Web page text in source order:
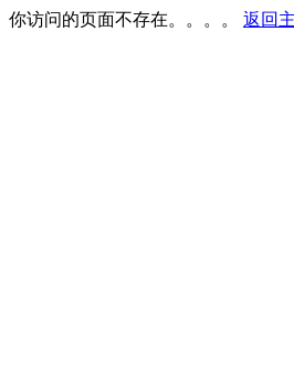
你访问的页面不存在。。。。 返回